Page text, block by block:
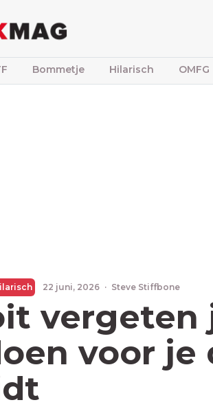
Bommetje Hilarisch OMFG
22 juni, 2026 · Steve Stiffbone
vergeten
voor je